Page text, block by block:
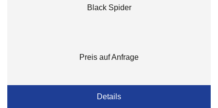
Black Spider
Preis auf Anfrage
Details